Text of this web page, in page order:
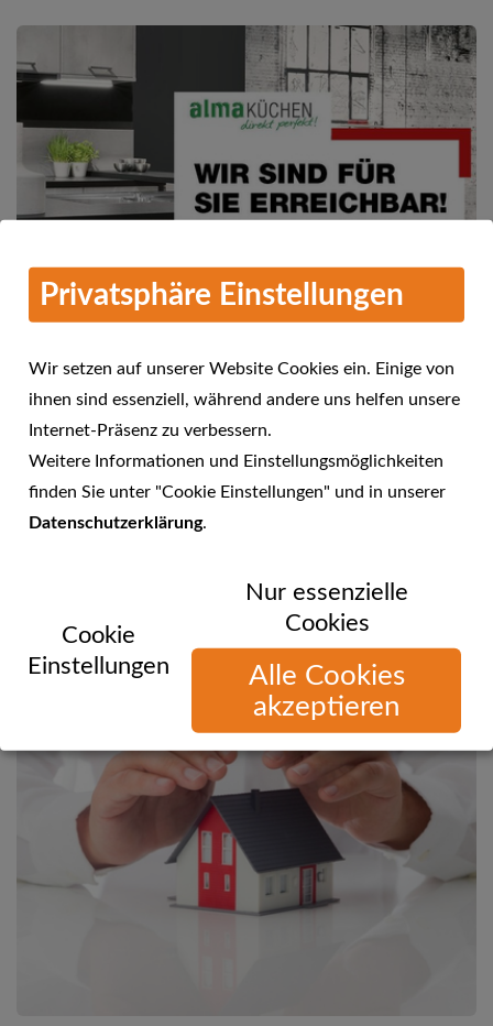
alma KÜCHEN - Wir sind für Sie
erreichbar!
24.04.2021
Privatsphäre Einstellungen
Wir setzen auf unserer Website Cookies ein. Einige von
ihnen sind essenziell, während andere uns helfen unsere
Internet-Präsenz zu verbessern.
Weitere Informationen und Einstellungsmöglichkeiten
finden Sie unter "Cookie Einstellungen" und in unserer
Datenschutzerklärung.
Cookie
Einstellungen
Nur essenzielle
Cookies
Alle Cookies
akzeptieren